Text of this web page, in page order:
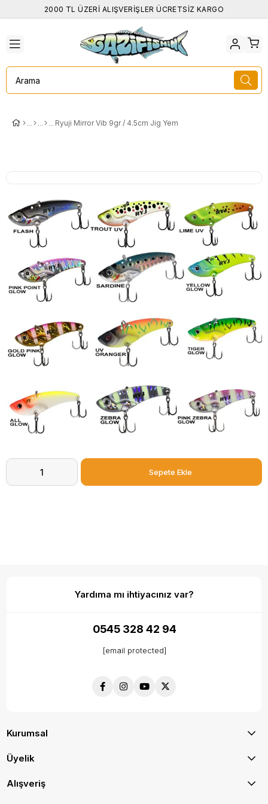
2000 TL ÜZERİ ALIŞVERİŞLER ÜCRETSİZ KARGO
Ryuji Mirror Vib 9gr / 4.5cm Jig Yem
Yardıma mı ihtiyacınız var?
0545 328 42 94
[email protected]
Kurumsal
Üyelik
Alışveriş